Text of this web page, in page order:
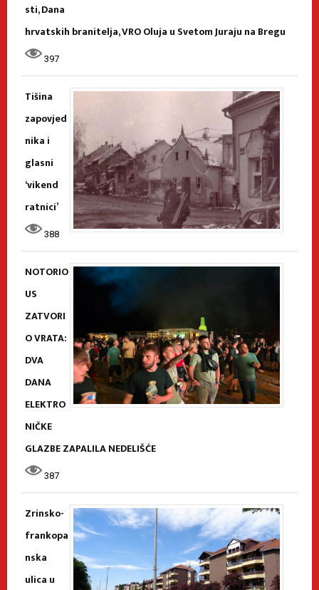
sti, Dana
hrvatskih branitelja, VRO Oluja u Svetom Juraju na Bregu
397
Tišina
zapovjed
nika i
glasni
‘vikend
ratnici’
388
NOTORIO
US
ZATVORI
O VRATA:
DVA
DANA
ELEKTRO
NIČKE
GLAZBE ZAPALILA NEDELIŠĆE
387
Zrinsko-
frankopa
nska
ulica u